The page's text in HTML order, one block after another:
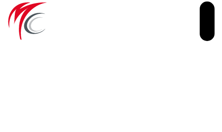
Passer au contenu principal